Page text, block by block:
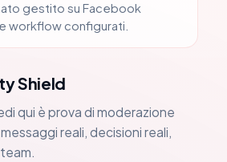
gestito su Facebook
workflow configurati.
Shield
qui è prova di moderazione
reali, decisioni reali,